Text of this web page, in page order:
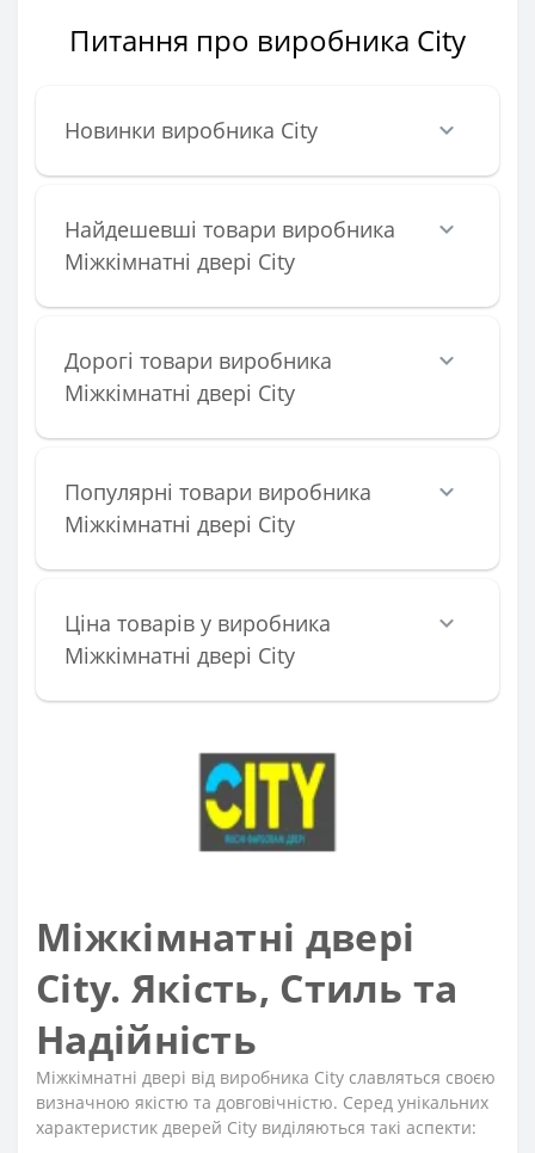
Питання про виробника City
Новинки виробника City
Найдешевші товари виробника
Міжкімнатні двері City
Дорогі товари виробника
Міжкімнатні двері City
Популярні товари виробника
Міжкімнатні двері City
Ціна товарів у виробника
Міжкімнатні двері City
Міжкімнатні двері
City. Якість, Стиль та
Надійність
Міжкімнатні двері від виробника City славляться своєю
визначною якістю та довговічністю. Серед унікальних
характеристик дверей City виділяються такі аспекти: